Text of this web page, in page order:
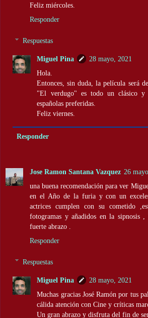
Feliz miércoles.
Responder
Respuestas
Miguel Pina
28 mayo, 2021
Hola.
Entonces, sin duda, la película será
"El verdugo" es todo un clásico y
españolas preferidas.
Feliz viernes.
Responder
Jose Ramon Santana Vazquez 26
una buena recomendación para ver
en el Año de la furia y con un
actrices cumplen con su cometido
fotogramas y añadidos en la sipnosis
fuerte abrazo .
Responder
Respuestas
Miguel Pina
28 mayo, 2021
Muchas gracias José Ramón por tus
cálida atención con Cine y críticas
Un gran abrazo y disfruta del fin de